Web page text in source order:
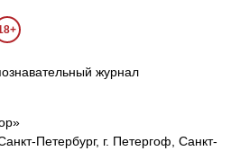
журнал
Петербург, г. Петергоф, Санкт-